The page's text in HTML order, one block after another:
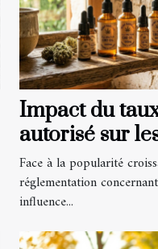
Impact du
autorisé sur
disponibles
Face à la popularité
réglementation
influence...